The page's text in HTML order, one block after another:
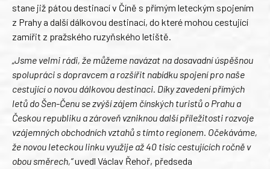
stane již pátou destinací v Číně s přímým leteckým spojením
z Prahy a další dálkovou destinací, do které mohou cestující
zamířit z pražského ruzyňského letiště.
„Jsme velmi rádi, že můžeme navázat na dosavadní úspěšnou
spolupráci s dopravcem a rozšířit nabídku spojení pro naše
cestující o novou dálkovou destinaci. Díky zavedení přímých
letů do Šen-Čenu se zvýší zájem čínských turistů o Prahu a
Českou republiku a zároveň vzniknou další příležitosti rozvoje
vzájemných obchodních vztahů s tímto regionem. Očekáváme,
že novou leteckou linku využije až 40 tisíc cestujících ročně v
obou směrech,“uvedl Václav Řehoř, předseda